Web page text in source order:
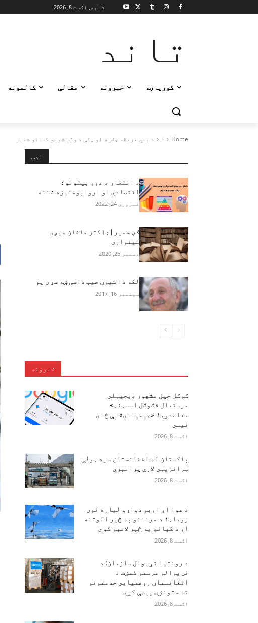
شنبه, اګست 8, 2026
تاند
کورپاڼه خبرونه مقالې کالمونه
Home
+ د بني قریظه جګړه او پکې د وژل شويو کسانو شمېر
ادب
د انتظار د دوو بيتونو؛
اقتصادي او ارواپوهنيزه شننه
فبروري 24, 2022
ګڼ شمېر | ډاکتر ماخان میږی
شینواری
دسمبر 26, 2020
لکه دا شپون صیب داسې ښه سړی یم
سپتمبر 16, 2017
خبرونه
ګوګل خپل مشهور ډیجیټلي
مرستیال «ګوګل اسسټنټ»
تقاعدوي؛ «جیمینای» یې ځای
نیسي
اګست 8, 2026
پاکستان له افغانستان سره ټولې
ټرانزیټي لارې پرانېزي
اګست 8, 2026
د هوا او اوبو دواړو لپاره نوی
روباټ؛ د مرغانو په څېر الوتنه
او د کبانو په څېر لامبو کوي
اګست 8, 2026
د روغتیا نړیوال سازمان: د
نړیوالو مرستو کمښت د
افغانستان روغتیايي خدمتونو
ته ستونزې پېښې کړي
اګست 8, 2026